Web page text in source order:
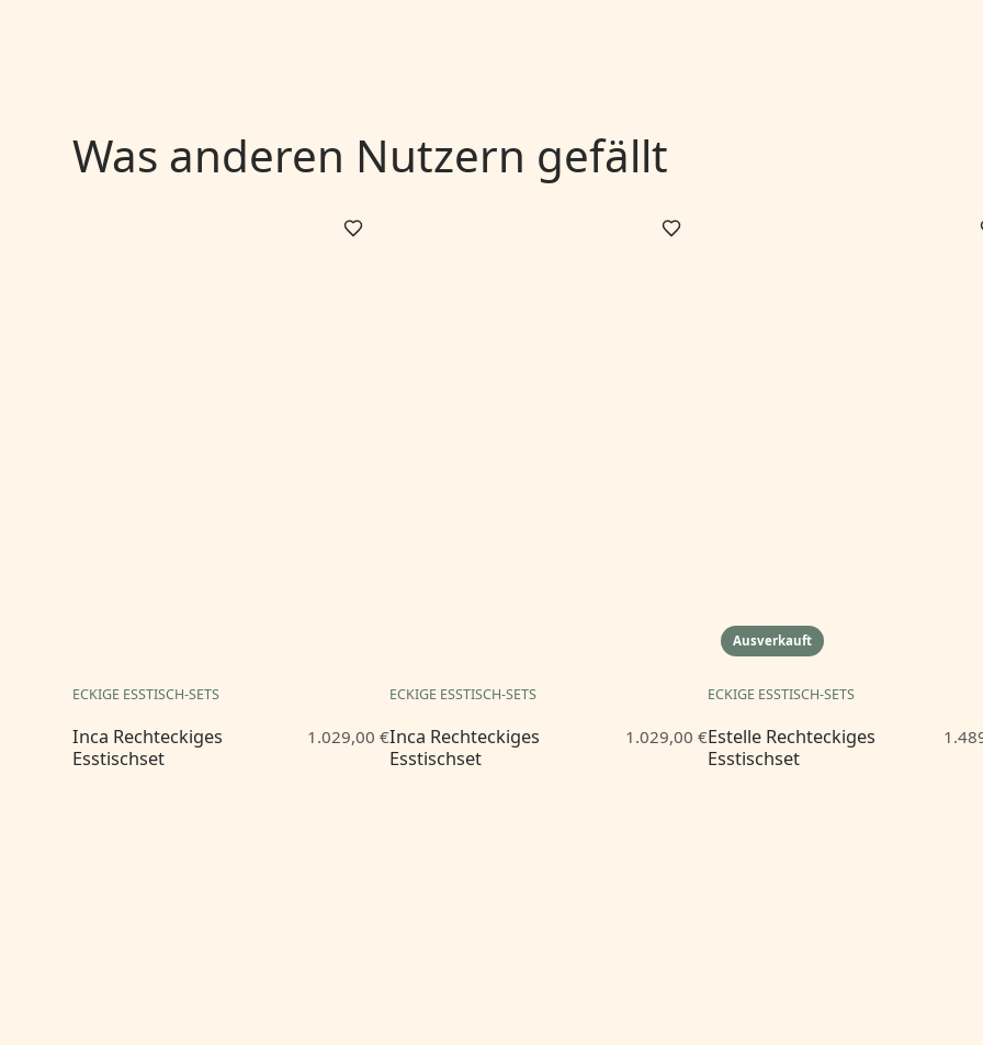
Was anderen Nutzern gefällt
ECKIGE ESSTISCH-SETS
Inca Rechteckiges
Esstischset
1.029,00 €
ECKIGE ESSTISCH-SETS
Inca Rechteckiges
Esstischset
1.029,00 €
Ausverkauft
ECKIGE ESSTISCH-SETS
Estelle Rechteckiges
Esstischset